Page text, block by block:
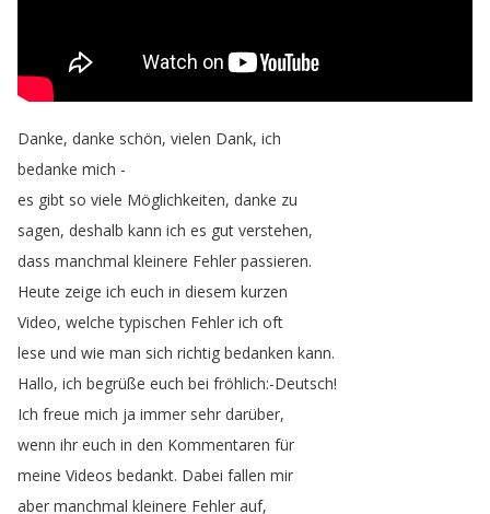
Danke, danke schön, vielen Dank, ich
bedanke mich -
es gibt so viele Möglichkeiten, danke zu
sagen, deshalb kann ich es gut verstehen,
dass manchmal kleinere Fehler passieren.
Heute zeige ich euch in diesem kurzen
Video, welche typischen Fehler ich oft
lese und wie man sich richtig bedanken kann.
Hallo, ich begrüße euch bei fröhlich:-Deutsch!
Ich freue mich ja immer sehr darüber,
wenn ihr euch in den Kommentaren für
meine Videos bedankt. Dabei fallen mir
aber manchmal kleinere Fehler auf,